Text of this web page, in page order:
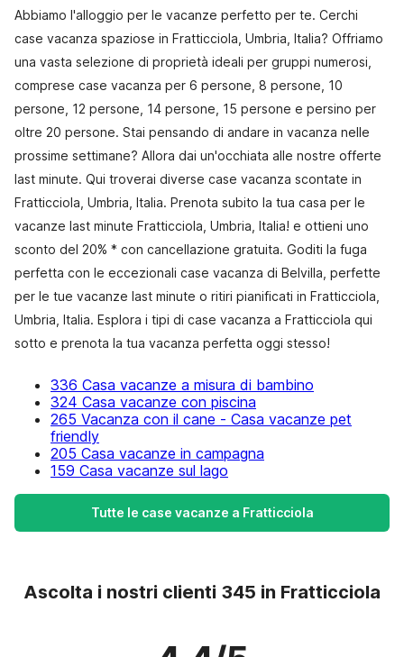
Abbiamo l'alloggio per le vacanze perfetto per te. Cerchi
case vacanza spaziose in Fratticciola, Umbria, Italia? Offriamo
una vasta selezione di proprietà ideali per gruppi numerosi,
comprese case vacanza per 6 persone, 8 persone, 10
persone, 12 persone, 14 persone, 15 persone e persino per
oltre 20 persone. Stai pensando di andare in vacanza nelle
prossime settimane? Allora dai un'occhiata alle nostre offerte
last minute. Qui troverai diverse case vacanza scontate in
Fratticciola, Umbria, Italia. Prenota subito la tua casa per le
vacanze last minute Fratticciola, Umbria, Italia! e ottieni uno
sconto del 20% * con cancellazione gratuita. Goditi la fuga
perfetta con le eccezionali case vacanza di Belvilla, perfette
per le tue vacanze last minute o ritiri pianificati in Fratticciola,
Umbria, Italia. Esplora i tipi di case vacanza a Fratticciola qui
sotto e prenota la tua vacanza perfetta oggi stesso!
336 Casa vacanze a misura di bambino
324 Casa vacanze con piscina
265 Vacanza con il cane - Casa vacanze pet
friendly
205 Casa vacanze in campagna
159 Casa vacanze sul lago
Tutte le case vacanze a Fratticciola
Ascolta i nostri clienti 345 in Fratticciola